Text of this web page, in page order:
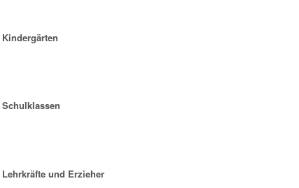
und Erzieher